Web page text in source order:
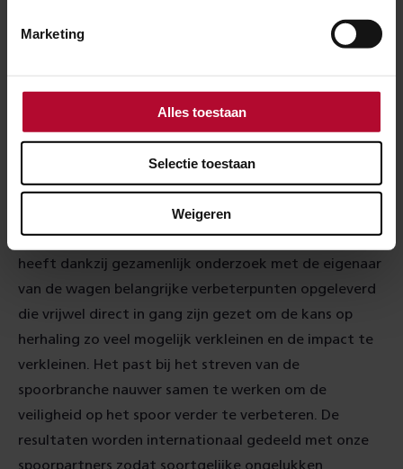
Marketing
Alles toestaan
Selectie toestaan
Weigeren
aantoonbaarheid van de veilige bereidbaarheid van
het spoor
inmiddels geheel vernieuwd
Blijvend verbeteren
Incidenten zijn helaas nooit met 100% zekerheid te
voorkomen, maar als het dan gebeurt wil de
spoorbranche er wel graag van leren. Ook dit incident
heeft dankzij gezamenlijk onderzoek met de eigenaar
van de wagen belangrijke verbeterpunten opgeleverd
die vrijwel direct in gang zijn gezet om de kans op
herhaling zo veel mogelijk verkleinen en de impact te
verkleinen. Het past bij het streven van de
spoorbranche nauwer samen te werken om de
veiligheid op het spoor verder te verbeteren. De
resultaten worden internationaal gedeeld met onze
spoorpartners zodat soortgelijke ongelukken